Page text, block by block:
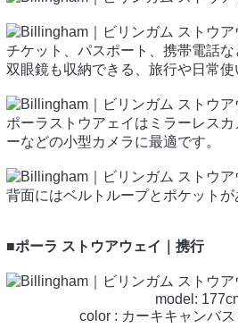
チケット、パスポート、携帯電話
双眼鏡も収納できる、旅行や日常使
ポーラストウアェイはミラーレス
ーなどの小型カメラに最適です。
背面にはベルトループとポケットが
■ポーラ ストウアウェイ｜携行
model:
color : カーキキャンバ